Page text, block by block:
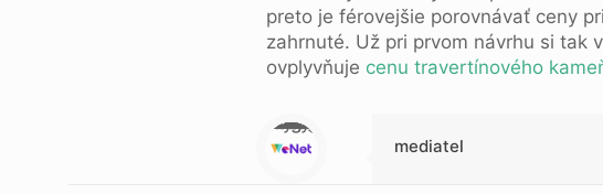
preto je férovejšie porovnávať ceny
zahrnuté. Už pri prvom návrhu si tak
ovplyvňuje cenu travertínového
Warning
: Trying to access array offset on null in
/data/1/d/1da9a732-fb3a-4804-a40f-d46885ca54ae/lajk.online/web/wp-content/themes/betheme-child/includes/content-single.php
on line
286
mediatel